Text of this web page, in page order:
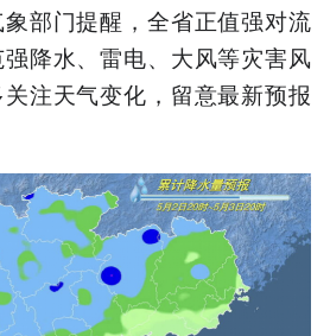
部门提醒，全省正值强对流
降水、雷电、大风等灾害风
注天气变化，留意最新预报